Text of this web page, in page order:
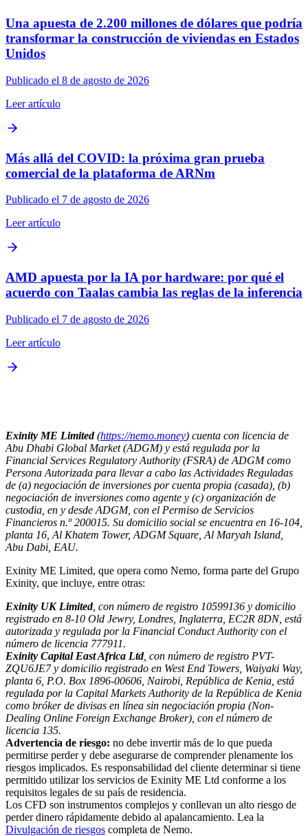
Una apuesta de 2.200 millones de dólares que podría
transformar la construcción de viviendas en Estados
Unidos
Publicado el 8 de agosto de 2026
Leer artículo
Más allá del COVID: la próxima gran prueba
comercial de la plataforma de ARNm
Publicado el 7 de agosto de 2026
Leer artículo
AMD apuesta por la IA por hardware: por qué el
acuerdo con Taalas cambia las reglas de la inferencia
Publicado el 7 de agosto de 2026
Leer artículo
Exinity ME Limited(https://nemo.money) cuenta con licencia de
Abu Dhabi Global Market (ADGM) y está regulada por la
Financial Services Regulatory Authority (FSRA) de ADGM como
Persona Autorizada para llevar a cabo las Actividades Reguladas
de (a) negociación de inversiones por cuenta propia (casada), (b)
negociación de inversiones como agente y (c) organización de
custodia, en y desde ADGM, con el Permiso de Servicios
Financieros n.º 200015. Su domicilio social se encuentra en 16-104,
planta 16, Al Khatem Tower, ADGM Square, Al Maryah Island,
Abu Dabi, EAU.
Exinity ME Limited, que opera como Nemo, forma parte del Grupo
Exinity, que incluye, entre otras:
Exinity UK Limited, con número de registro 10599136 y domicilio
registrado en 8-10 Old Jewry, Londres, Inglaterra, EC2R 8DN, está
autorizada y regulada por la Financial Conduct Authority con el
número de licencia 777911.
Exinity Capital East Africa Ltd, con número de registro PVT-
ZQU6JE7 y domicilio registrado en West End Towers, Waiyaki Way,
planta 6, P.O. Box 1896-00606, Nairobi, República de Kenia, está
regulada por la Capital Markets Authority de la República de Kenia
como bróker de divisas en línea sin negociación propia (Non-
Dealing Online Foreign Exchange Broker), con el número de
licencia 135.
Advertencia de riesgo: no debe invertir más de lo que pueda
permitirse perder y debe asegurarse de comprender plenamente los
riesgos implicados. Es responsabilidad del cliente determinar si tiene
permitido utilizar los servicios de Exinity ME Ltd conforme a los
requisitos legales de su país de residencia.
Los CFD son instrumentos complejos y conllevan un alto riesgo de
perder dinero rápidamente debido al apalancamiento. Lea la
Divulgación de riesgos completa de Nemo.